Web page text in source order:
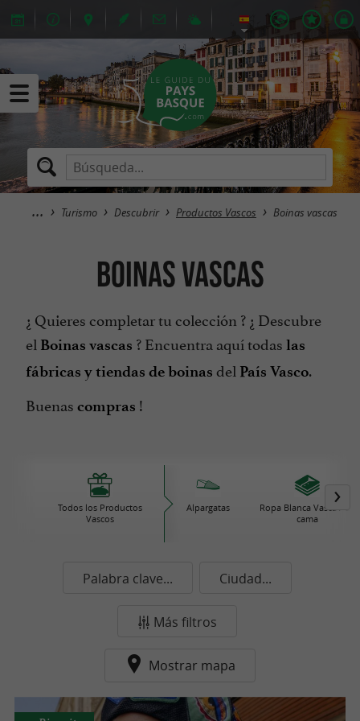
Turismo Descubrir Productos Vascos Boinas vascas
Boinas vascas
¿ Quieres completar tu colección ? ¿ Descubre
el Boinas vascas ? Encuentra aquí todas las
fábricas y tiendas de boinas del País Vasco.
Buenas compras !
Todos los Productos
Vascos
Alpargatas
Ropa Blanca Vasca / de
cama
Palabra clave... Ciudad...
Más filtros
Mostrar mapa